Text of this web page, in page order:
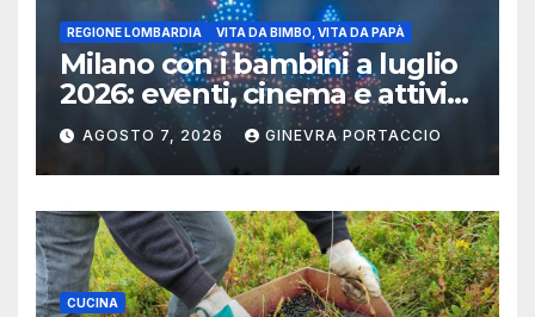
REGIONE LOMBARDIA VITA DA BIMBO, VITA DA PAPÀ
Milano con i bambini a luglio
2026: eventi, cinema e attività
per famiglie
AGOSTO 7, 2026 GINEVRA PORTACCIO
CUCINA